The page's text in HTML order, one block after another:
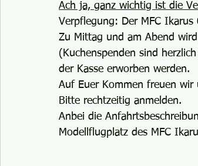
Ach ja, ganz wichtig ist die
Verpflegung: Der MFC
Zu Mittag und am Abend
(Kuchenspenden sind
der Kasse erworben werden.
Auf Euer Kommen freuen wir
Bitte rechtzeitig anmelden.
Anbei die
Modellflugplatz des MFC